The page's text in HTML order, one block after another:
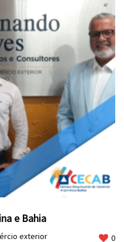
e Bahia
exterior 0